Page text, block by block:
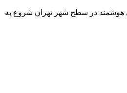
از یک میلیون فراتر رفت. استارتاپ گنجه که در سال ۱۴۰۰ با ۵ ایستگاه صندوق پستی هوشمند در سطح شهر تهران شروع به